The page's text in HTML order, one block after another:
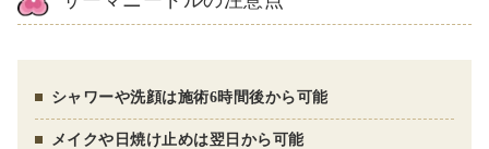
シャワーや洗顔は施術6時間後から可能
メイクや日焼け止めは翌日から可能